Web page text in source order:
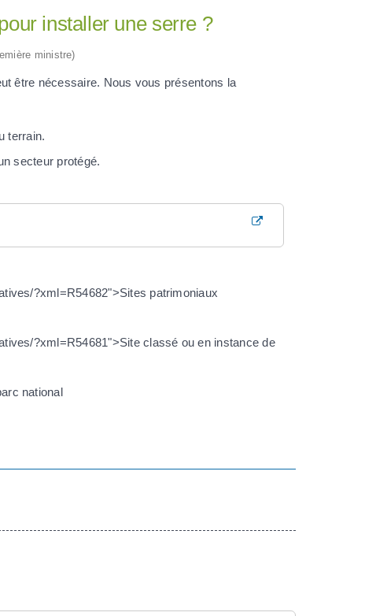
installer une serre ?
ministre)
être nécessaire. Nous vous présentons la
terrain.
secteur protégé.
?xml=R54682">Sites patrimoniaux
?xml=R54681">Site classé ou en instance de
national